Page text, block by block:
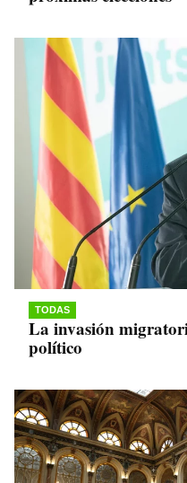
TODAS
La invasión
político